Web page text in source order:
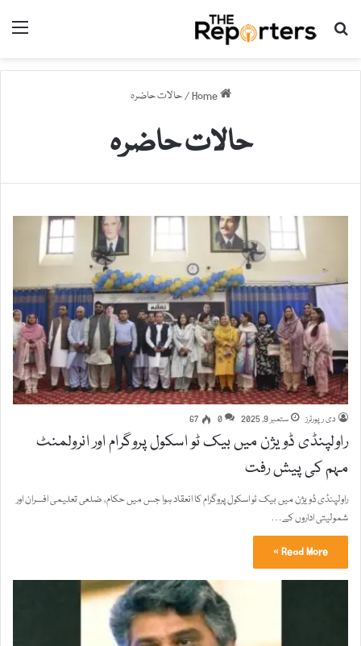
Search for
Home
/حالات حاضرہ
حالات حاضرہ
دی رپورٹرز ستمبر 9, 2025 0
67
راولپنڈی ڈویژن میں بیک ٹو اسکول پروگرام اور انرولمنٹ
مہم کی پیش رفت
راولپنڈی ڈویژن میں بیک ٹو اسکول پروگرام کا انعقاد ہوا جس میں حکام، ضلعی تعلیمی افسران اور
شمولیتی اداروں کے…
Read More »